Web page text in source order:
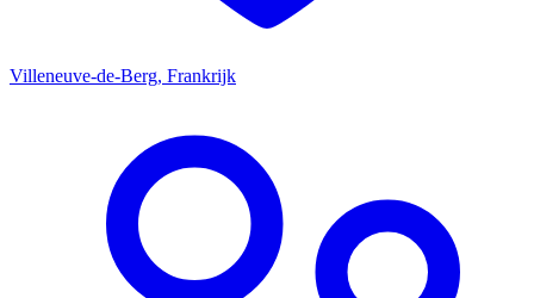
Villeneuve-de-Berg, Frankrijk